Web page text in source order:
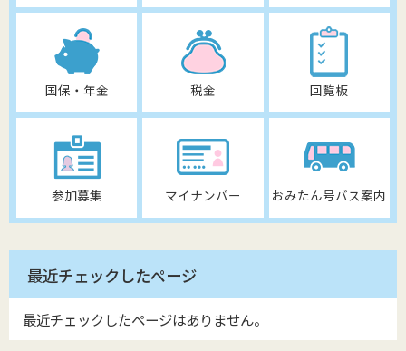
国保・年金 税金 回覧板
参加募集 マイナンバー おみたん号バス案内
最近チェックしたページ
最近チェックしたページはありません。